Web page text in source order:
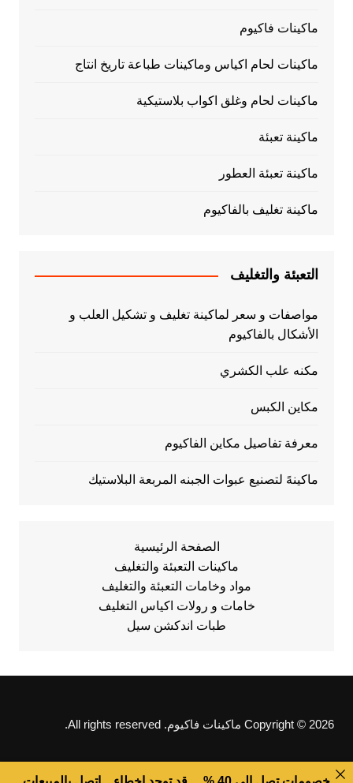
ماكينات فاكيوم
ماكينات لحام اكياس وماكينات طباعة تاريخ انتاج
ماكينات لحام وغلق اكواب بلاستيكية
ماكينة تعبئة
ماكينة تعبئة العطور
ماكينة تغليف بالفاكيوم
التعبئة والتغليف
مواصفات و سعر لماكينة تغليف و تشكيل العلب و
الأشكال بالفاكيوم
مكنه علب الكشري
مكاين الكبس
معرفة تفاصيل مكاين الفاكيوم
ماكينهً لتصنيع عبوات الجبنه المربعة البلاستيك
الصفحة الرئيسية
ماكينات التعبئة والتغليف
مواد وخامات التعبئة والتغليف
خامات و رولات اكياس التغليف
طبات اندكشن سيل
Copyright © 2026 ماكينات فاكيوم. All rights reserved.